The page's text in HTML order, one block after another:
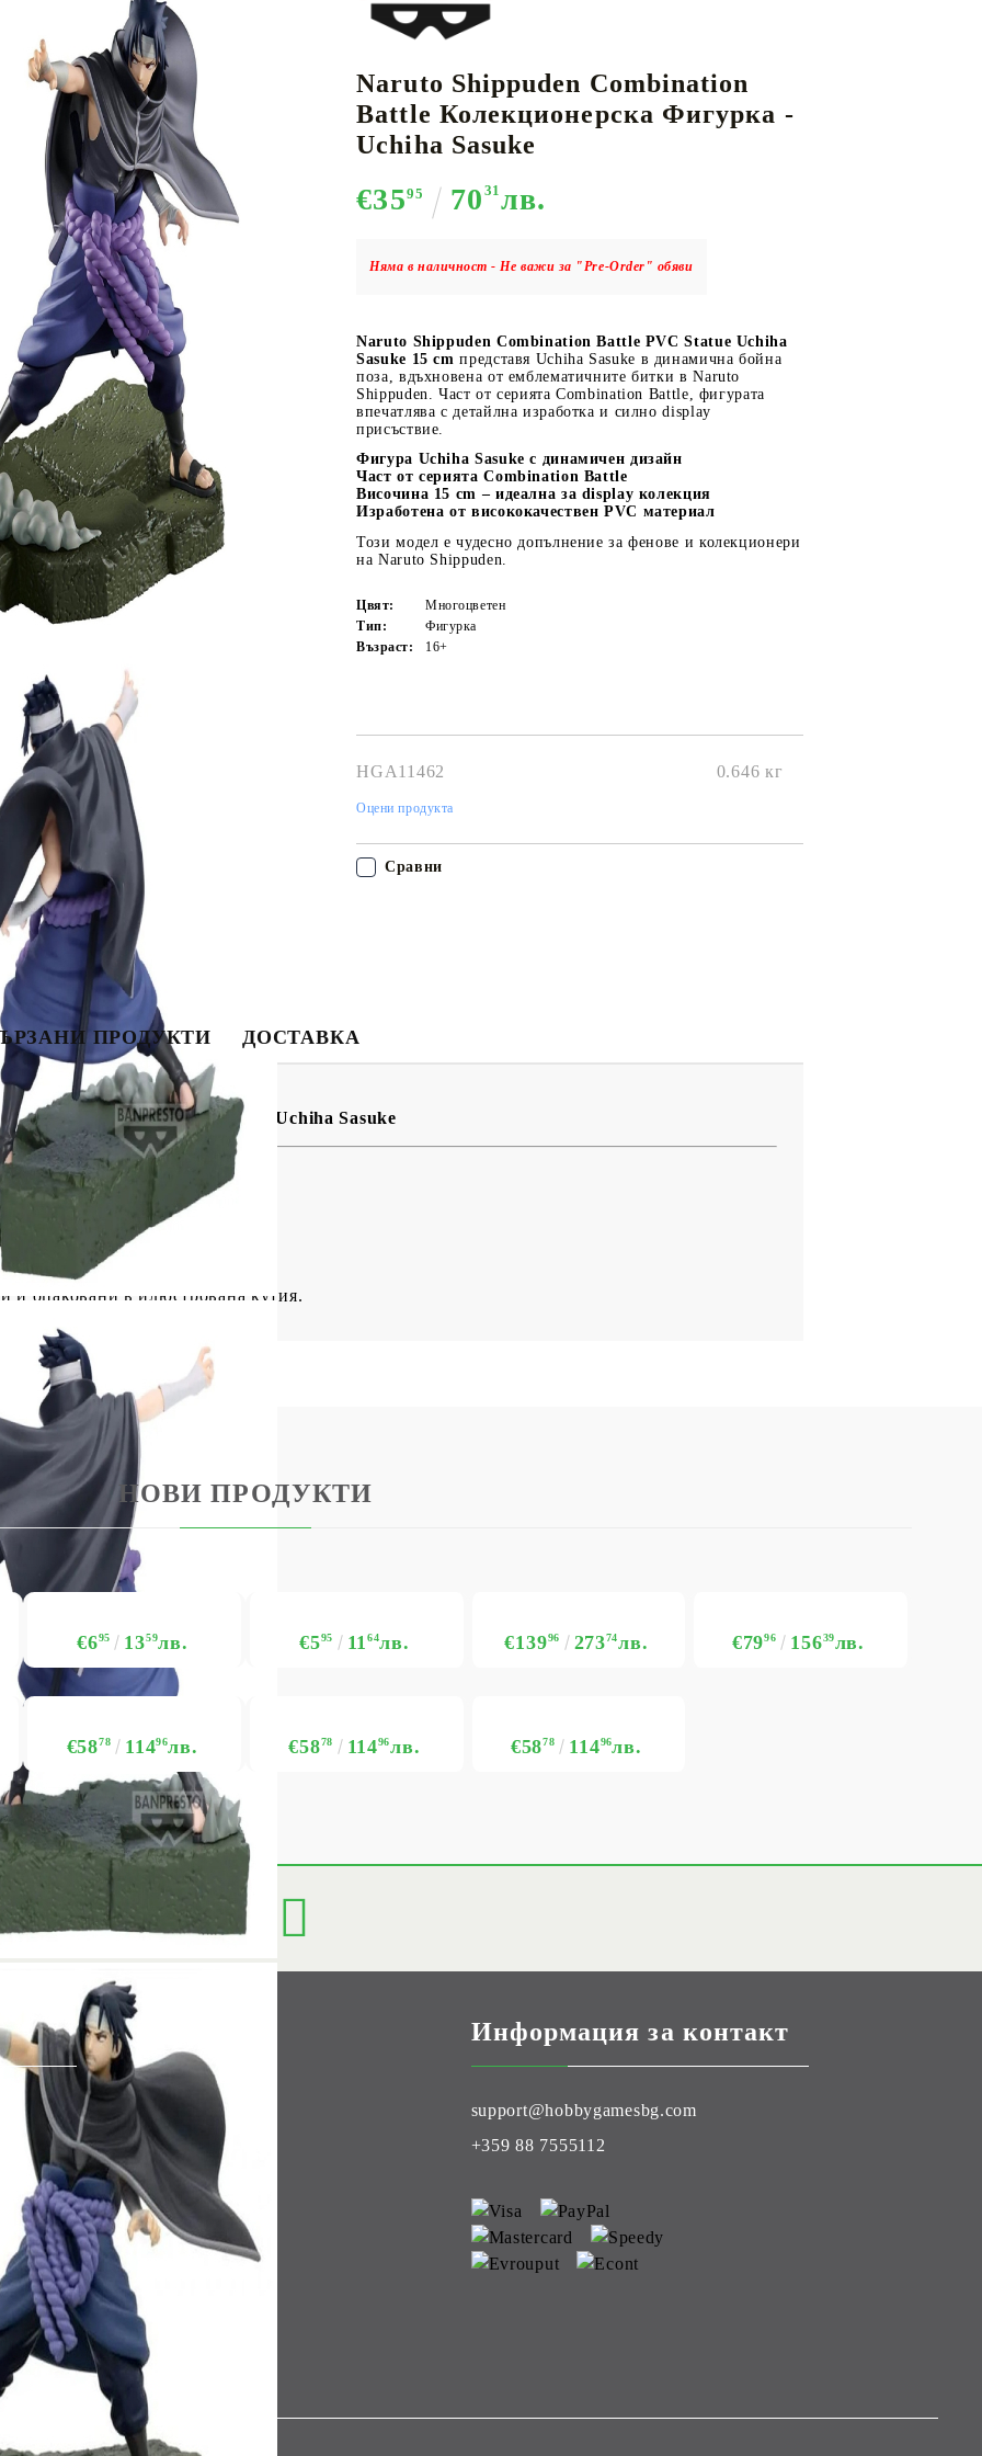
Моят профил
USD
CARD GAME
RIFTBOUND: LEAGUE OF LEGENDS
АКСЕСОАРИ ЗА КАРТОВИ
ИГРИ
Кутии за съхранение
Протектори за карти
Подложки/Матове
Класьори за карти
НАСИПНИ КАРТИ GUNDAM CARD GAME
К-ПОП ДРУГИ
Tweet
Naruto Shippuden Combination
Battle Колекционерска Фигурка -
Uchiha Sasuke
€3595 70 31 лв.
Няма в наличност - Не важи за "Pre-Order" обяви
Naruto Shippuden Combination Battle PVC Statue Uchiha
Sasuke 15 cm представя Uchiha Sasuke в динамична бойна
поза, вдъхновена от емблематичните битки в Naruto
Shippuden. Част от серията Combination Battle, фигурата
впечатлява с детайлна изработка и силно display
присъствие.
Фигура Uchiha Sasuke с динамичен дизайн
Част от серията Combination Battle
Височина 15 cm – идеална за display колекция
Изработена от висококачествен PVC материал
Този модел е чудесно допълнение за фенове и колекционери
на Naruto Shippuden.
Цвят:
Многоцветен
Тип:
Фигурка
Възраст:
16+
HGA11462 0.646 кг
Оцени продукта
Сравни
ПРОДУКТИ ДОСТАВКА
Колекционерска Фигурка - Uchiha Sasuke
и опаковани в илюстрована кутия.
НОВИ ПРОДУКТИ
€695 1359лв. €595 1164лв. €13996 27374лв. €7996 15639лв.
€5878 11496лв. €5878 11496лв. €5878 11496лв.
Информация за контакт
support@hobbygamesbg.com
+359 88 7555112